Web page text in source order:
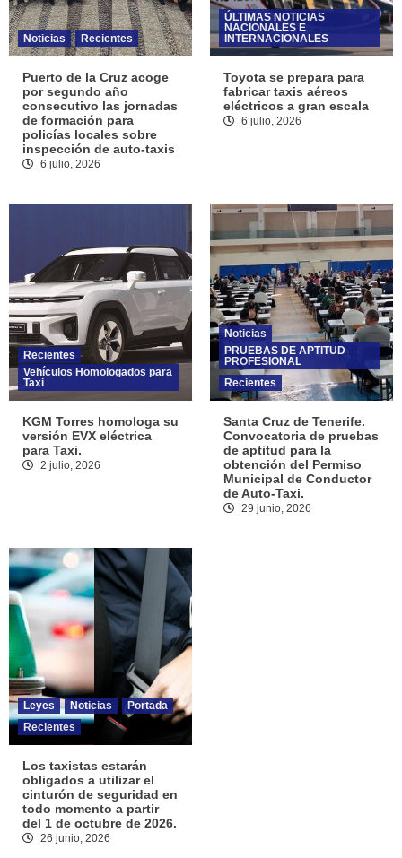
Noticias Recientes
Puerto de la Cruz acoge
por segundo año
consecutivo las jornadas
de formación para
policías locales sobre
inspección de auto-taxis
6 julio, 2026
ÚLTIMAS NOTICIAS
NACIONALES E
INTERNACIONALES
Toyota se prepara para
fabricar taxis aéreos
eléctricos a gran escala
6 julio, 2026
Recientes
Vehículos Homologados para
Taxi
KGM Torres homologa su
versión EVX eléctrica
para Taxi.
2 julio, 2026
Noticias
PRUEBAS DE APTITUD
PROFESIONAL
Recientes
Santa Cruz de Tenerife.
Convocatoria de pruebas
de aptitud para la
obtención del Permiso
Municipal de Conductor
de Auto-Taxi.
29 junio, 2026
Leyes Noticias
Portada
Recientes
Los taxistas estarán
obligados a utilizar el
cinturón de seguridad en
todo momento a partir
del 1 de octubre de 2026.
26 junio, 2026